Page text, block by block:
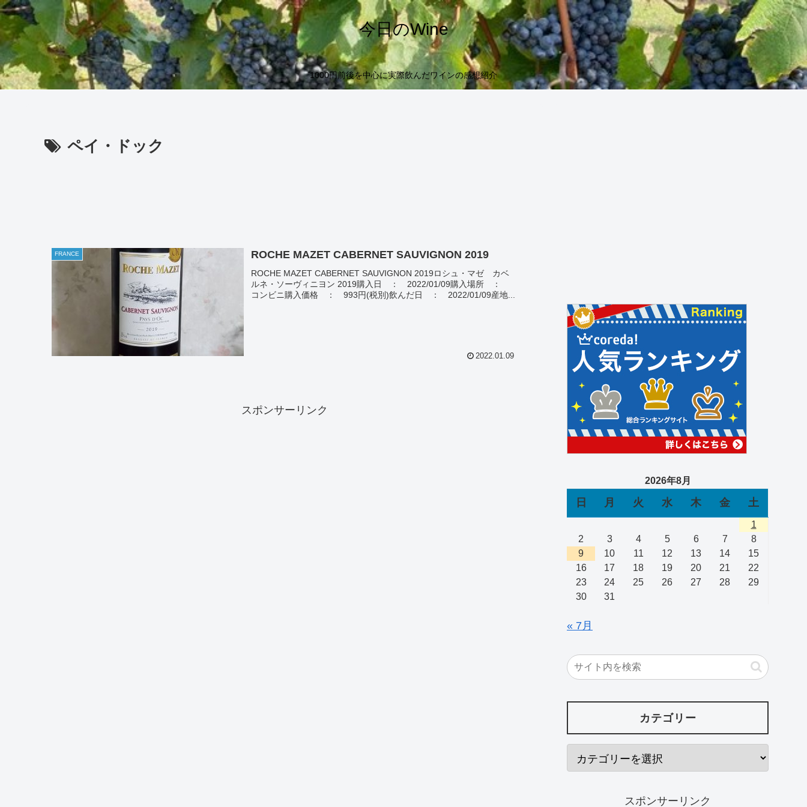
今日のWine
1000円前後を中心に実際飲んだワインの感想紹介
ペイ・ドック
FRANCE ROCHE MAZET CABERNET SAUVIGNON 2019
ROCHE MAZET CABERNET SAUVIGNON 2019ロシュ・マゼ カベ
ルネ・ソーヴィニヨン 2019購入日 ： 2022/01/09購入場所 ：
コンビニ購入価格 ： 993円(税別)飲んだ日 ： 2022/01/09産地...
2022.01.09
スポンサーリンク
2026年8月
日 月 火 水 木 金 土
1
2
3 4 5 6 7
8
9
10 11 12 13 14
15
16
17 18 19 20 21
22
23
24 25 26 27 28
29
30
31
« 7月
カテゴリー
スポンサーリンク